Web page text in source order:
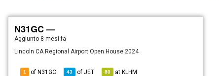
N31GC —
Aggiunto 8 mesi fa
Lincoln CA Regional Airport Open House 2024
1 of N31GC 43 ofJET 80 atKLHM